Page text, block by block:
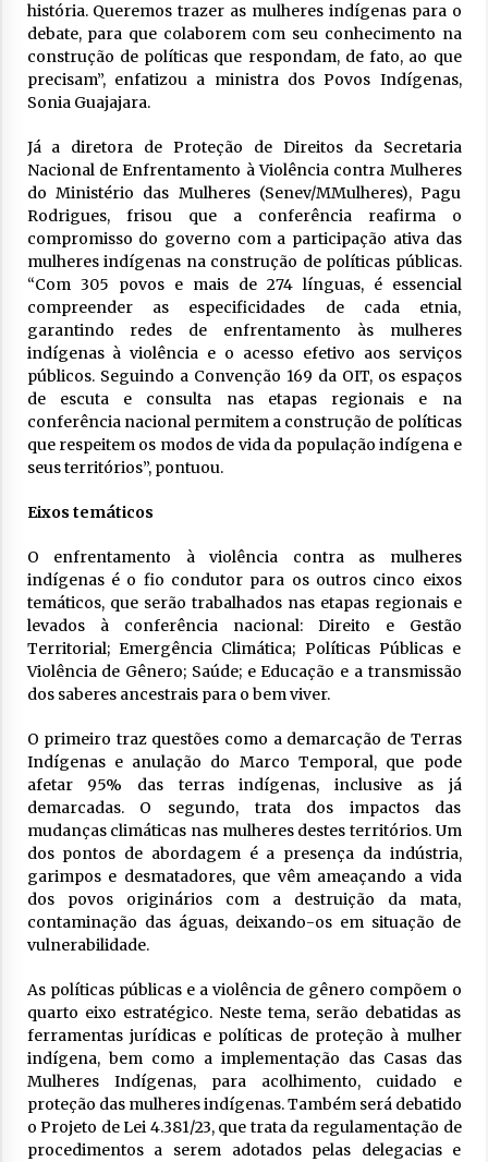
história. Queremos trazer as mulheres indígenas para o
debate, para que colaborem com seu conhecimento na
construção de políticas que respondam, de fato, ao que
precisam”, enfatizou a ministra dos Povos Indígenas,
Sonia Guajajara.
Já a diretora de Proteção de Direitos da Secretaria
Nacional de Enfrentamento à Violência contra Mulheres
do Ministério das Mulheres (Senev/MMulheres), Pagu
Rodrigues, frisou que a conferência reafirma o
compromisso do governo com a participação ativa das
mulheres indígenas na construção de políticas públicas.
“Com 305 povos e mais de 274 línguas, é essencial
compreender as especificidades de cada etnia,
garantindo redes de enfrentamento às mulheres
indígenas à violência e o acesso efetivo aos serviços
públicos. Seguindo a Convenção 169 da OIT, os espaços
de escuta e consulta nas etapas regionais e na
conferência nacional permitem a construção de políticas
que respeitem os modos de vida da população indígena e
seus territórios”, pontuou.
Eixos temáticos
O enfrentamento à violência contra as mulheres
indígenas é o fio condutor para os outros cinco eixos
temáticos, que serão trabalhados nas etapas regionais e
levados à conferência nacional: Direito e Gestão
Territorial; Emergência Climática; Políticas Públicas e
Violência de Gênero; Saúde; e Educação e a transmissão
dos saberes ancestrais para o bem viver.
O primeiro traz questões como a demarcação de Terras
Indígenas e anulação do Marco Temporal, que pode
afetar 95% das terras indígenas, inclusive as já
demarcadas. O segundo, trata dos impactos das
mudanças climáticas nas mulheres destes territórios. Um
dos pontos de abordagem é a presença da indústria,
garimpos e desmatadores, que vêm ameaçando a vida
dos povos originários com a destruição da mata,
contaminação das águas, deixando-os em situação de
vulnerabilidade.
As políticas públicas e a violência de gênero compõem o
quarto eixo estratégico. Neste tema, serão debatidas as
ferramentas jurídicas e políticas de proteção à mulher
indígena, bem como a implementação das Casas das
Mulheres Indígenas, para acolhimento, cuidado e
proteção das mulheres indígenas. Também será debatido
o Projeto de Lei 4.381/23, que trata da regulamentação de
procedimentos a serem adotados pelas delegacias e